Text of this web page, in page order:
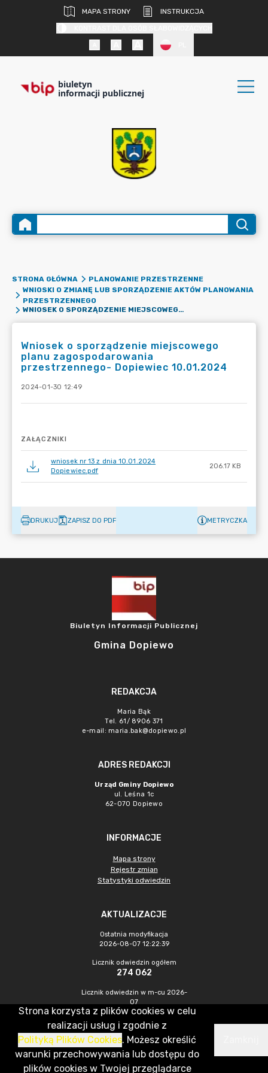
MAPA STRONY
INSTRUKCJA
biuletyn
informacji publicznej
STRONA GŁÓWNA
PLANOWANIE PRZESTRZENNE
WNIOSKI O ZMIANĘ LUB SPORZĄDZENIE AKTÓW PLANOWANIA
PRZESTRZENNEGO
WNIOSEK O SPORZĄDZENIE MIEJSCOWEGO PLANU ZAGOSPODAROWANIA PRZESTRZENNEGO- DOPIEWIEC 10.01.2024
Wniosek o sporządzenie miejscowego
planu zagospodarowania
przestrzennego- Dopiewiec 10.01.2024
2024-01-30 12:49
ZAŁĄCZNIKI
wniosek nr 13 z dnia 10.01.2024
Dopiewiec.pdf
206.17 KB
DRUKUJ ZAPISZ DO PDF METRYCZKA
Biuletyn Informacji Publicznej
Gmina Dopiewo
REDAKCJA
Maria Bąk
Tel. 61/ 8906 371
e-mail: maria.bak@dopiewo.pl
ADRES REDAKCJI
Urząd Gminy Dopiewo
ul. Leśna 1c
62-070 Dopiewo
INFORMACJE
Mapa strony
Rejestr zmian
Statystyki odwiedzin
AKTUALIZACJE
Ostatnia modyfikacja
2026-08-07 12:22:39
Licznik odwiedzin ogółem
274 062
Licznik odwiedzin w m-cu 2026-
07
851
CMS & Hosting: Nefeni Sp. z o.o.
Strona korzysta z plików cookies w celu
realizacji usług i zgodnie z
Polityką Plików Cookies. Możesz określić
warunki przechowywania lub dostępu do
plików cookies w Twojej przeglądarce